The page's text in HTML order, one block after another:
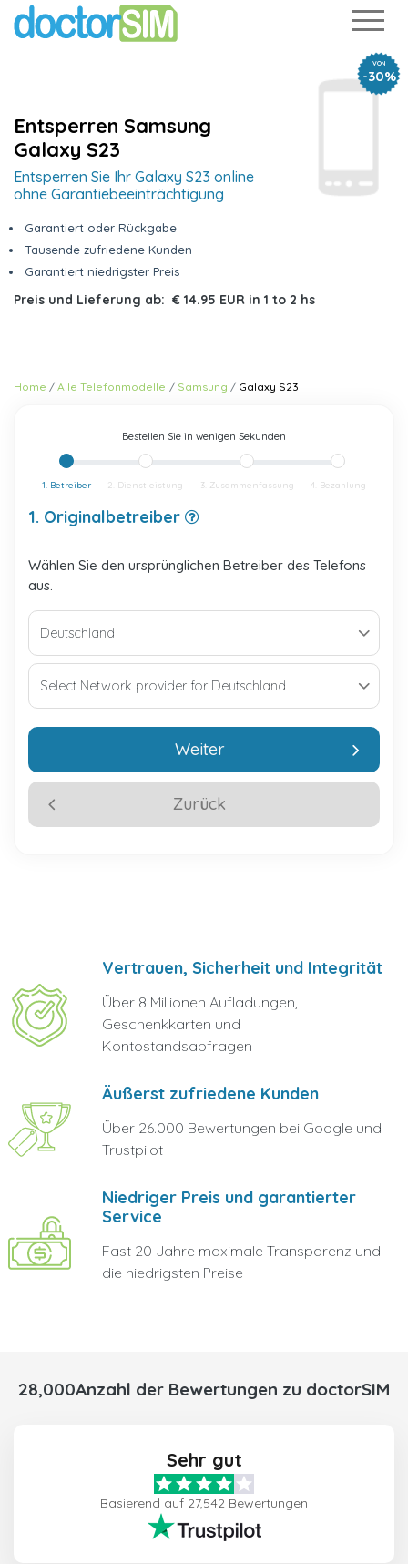
VON
-30%
Entsperren Samsung
Galaxy S23
Entsperren Sie Ihr Galaxy S23 online
ohne Garantiebeeinträchtigung
Garantiert oder Rückgabe
Tausende zufriedene Kunden
Garantiert niedrigster Preis
Preis und Lieferung ab: € 14.95 EUR in 1 to 2 hs
Home Alle Telefonmodelle Samsung Galaxy S23
Bestellen Sie in wenigen Sekunden
1. Betreiber 2. Dienstleistung 3. Zusammenfassung 4. Bezahlung
1. Originalbetreiber
Wählen Sie den ursprünglichen Betreiber des Telefons
aus.
Zurück
Weiter
Vertrauen, Sicherheit und Integrität
Über 8 Millionen Aufladungen,
Geschenkkarten und
Kontostandsabfragen
Äußerst zufriedene Kunden
Über 26.000 Bewertungen bei Google und
Trustpilot
Niedriger Preis und garantierter
Service
Fast 20 Jahre maximale Transparenz und
die niedrigsten Preise
28,000Anzahl der Bewertungen zu doctorSIM
Sehr gut
Basierend auf 27,542 Bewertungen